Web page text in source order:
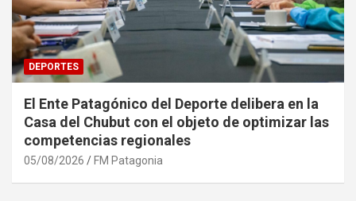
DEPORTES
El Ente Patagónico del Deporte delibera en la
Casa del Chubut con el objeto de optimizar las
competencias regionales
05/08/2026 FM Patagonia